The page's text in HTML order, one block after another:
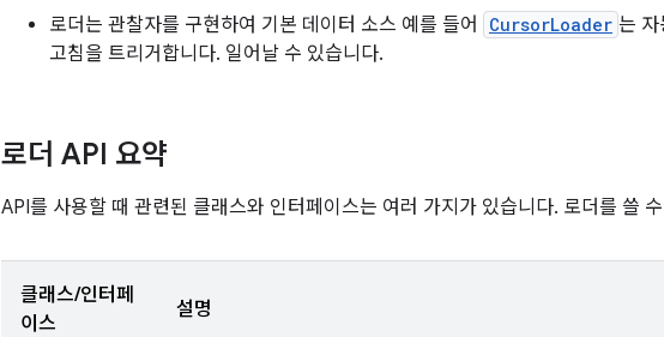
로더는 관찰자를 구현하여 기본 데이터 소스 예를 들어
CursorLoader 는 자
고침을 트리거합니다. 일어날 수 있습니다.
로더 API 요약
API를 사용할 때 관련된 클래스와 인터페이스는 여러 가지가 있습니다. 로더를 쓸
클래스/인터페
이스
설명